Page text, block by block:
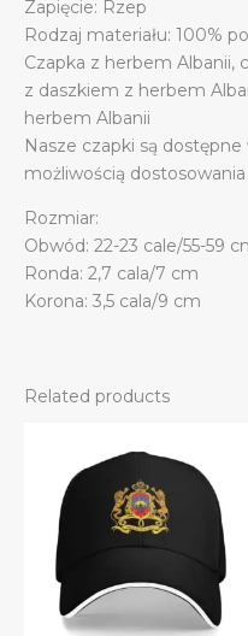
Zapięcie: Rzep
Rodzaj materiału: 100%
Czapka z herbem Albanii,
z daszkiem z herbem
herbem Albanii
Nasze czapki są
możliwością
Rozmiar:
Obwód: 22-23 cale/55-59
Ronda: 2,7 cala/7 cm
Korona: 3,5 cala/9 cm
Related products